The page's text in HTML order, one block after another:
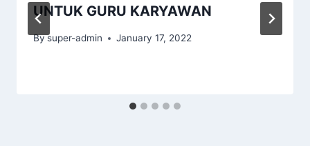
UNTUK GURU KARYAWAN
Bysuper-admin January 17, 2022